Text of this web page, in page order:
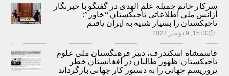
سرکار خانم جمیله علم الهدی در گفتگو با خبرنگار
آژانس ملی اطلاعاتی تاجیکستان “خاور”:
تاجیکستان را بسیار شبیه به ایران یافتم
🕔15:00, 9.نوامبر 2023
قاسمشاه اسکندرف، دبیر فرهنگستان ملی علوم
تاجیکستان: ظهور طالبان در افغانستان خطر
تروریسم جهانی را به دستور کار جهانی بازگرداند